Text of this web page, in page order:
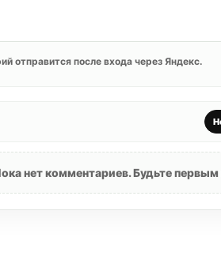
отправится после входа через Яндекс.
нет комментариев. Будьте